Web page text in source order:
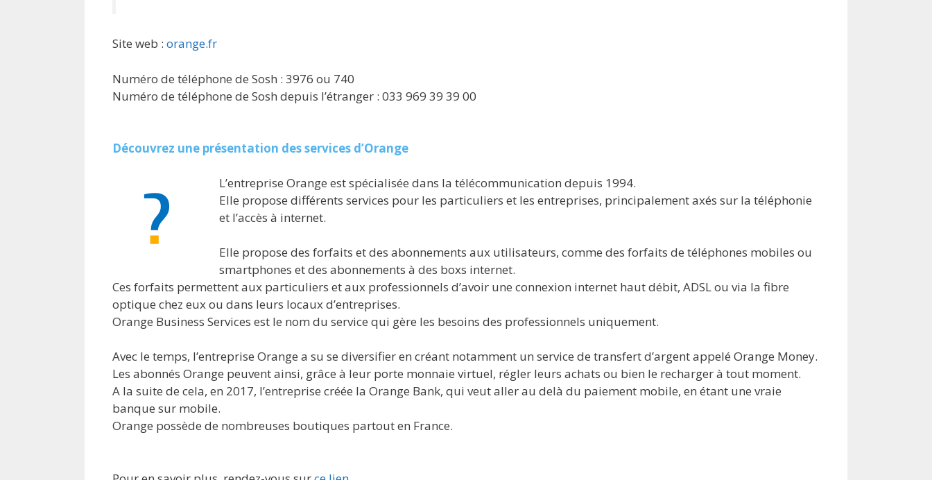
Site web : orange.fr
Numéro de téléphone de Sosh : 3976 ou 740
Numéro de téléphone de Sosh depuis l’étranger : 033 969 39 39 00
Découvrez une présentation des services d’Orange
L’entreprise Orange est spécialisée dans la télécommunication depuis 1994.
Elle propose différents services pour les particuliers et les entreprises, principalement axés sur la téléphonie
et l’accès à internet.
Elle propose des forfaits et des abonnements aux utilisateurs, comme des forfaits de téléphones mobiles ou
smartphones et des abonnements à des boxs internet.
Ces forfaits permettent aux particuliers et aux professionnels d’avoir une connexion internet haut débit, ADSL ou via la fibre
optique chez eux ou dans leurs locaux d’entreprises.
Orange Business Services est le nom du service qui gère les besoins des professionnels uniquement.
Avec le temps, l’entreprise Orange a su se diversifier en créant notamment un service de transfert d’argent appelé Orange Money.
Les abonnés Orange peuvent ainsi, grâce à leur porte monnaie virtuel, régler leurs achats ou bien le recharger à tout moment.
A la suite de cela, en 2017, l’entreprise créée la Orange Bank, qui veut aller au delà du paiement mobile, en étant une vraie
banque sur mobile.
Orange possède de nombreuses boutiques partout en France.